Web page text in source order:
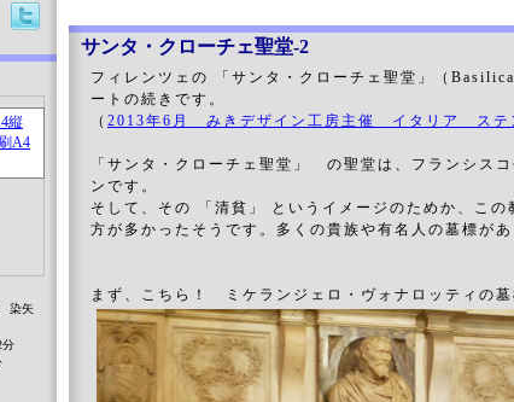
サンタ・クローチェ聖堂-2
フィレンツェの 「サンタ・クローチェ聖堂」（
ートの続きです。
（ 2013年6月 みきデザイン工房主催 イタリア ステ
「サンタ・クローチェ聖堂」 の聖堂は、フランシス
ンです。
そして、その 「清貧」 というイメージのためか、この
方が多かったそうです。多くの貴族や有名人の墓標が
まず、こちら！ ミケランジェロ・ヴォナロッティの墓
染矢